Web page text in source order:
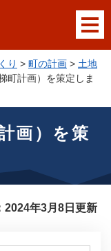
り > 町の計画 > 土地
町計画）を策定しま
画）を策
2024年3月8日更新